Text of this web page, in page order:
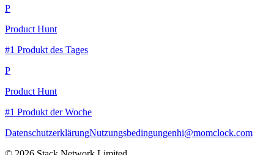
P
Product Hunt
#1 Produkt des Tages
P
Product Hunt
#1 Produkt der Woche
DatenschutzerklärungNutzungsbedingungenhi@momclock.com